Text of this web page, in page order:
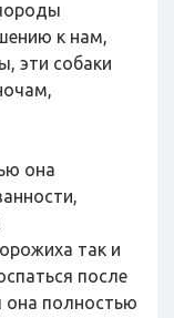
к нам,
эти собаки
она
так и
после
она полностью